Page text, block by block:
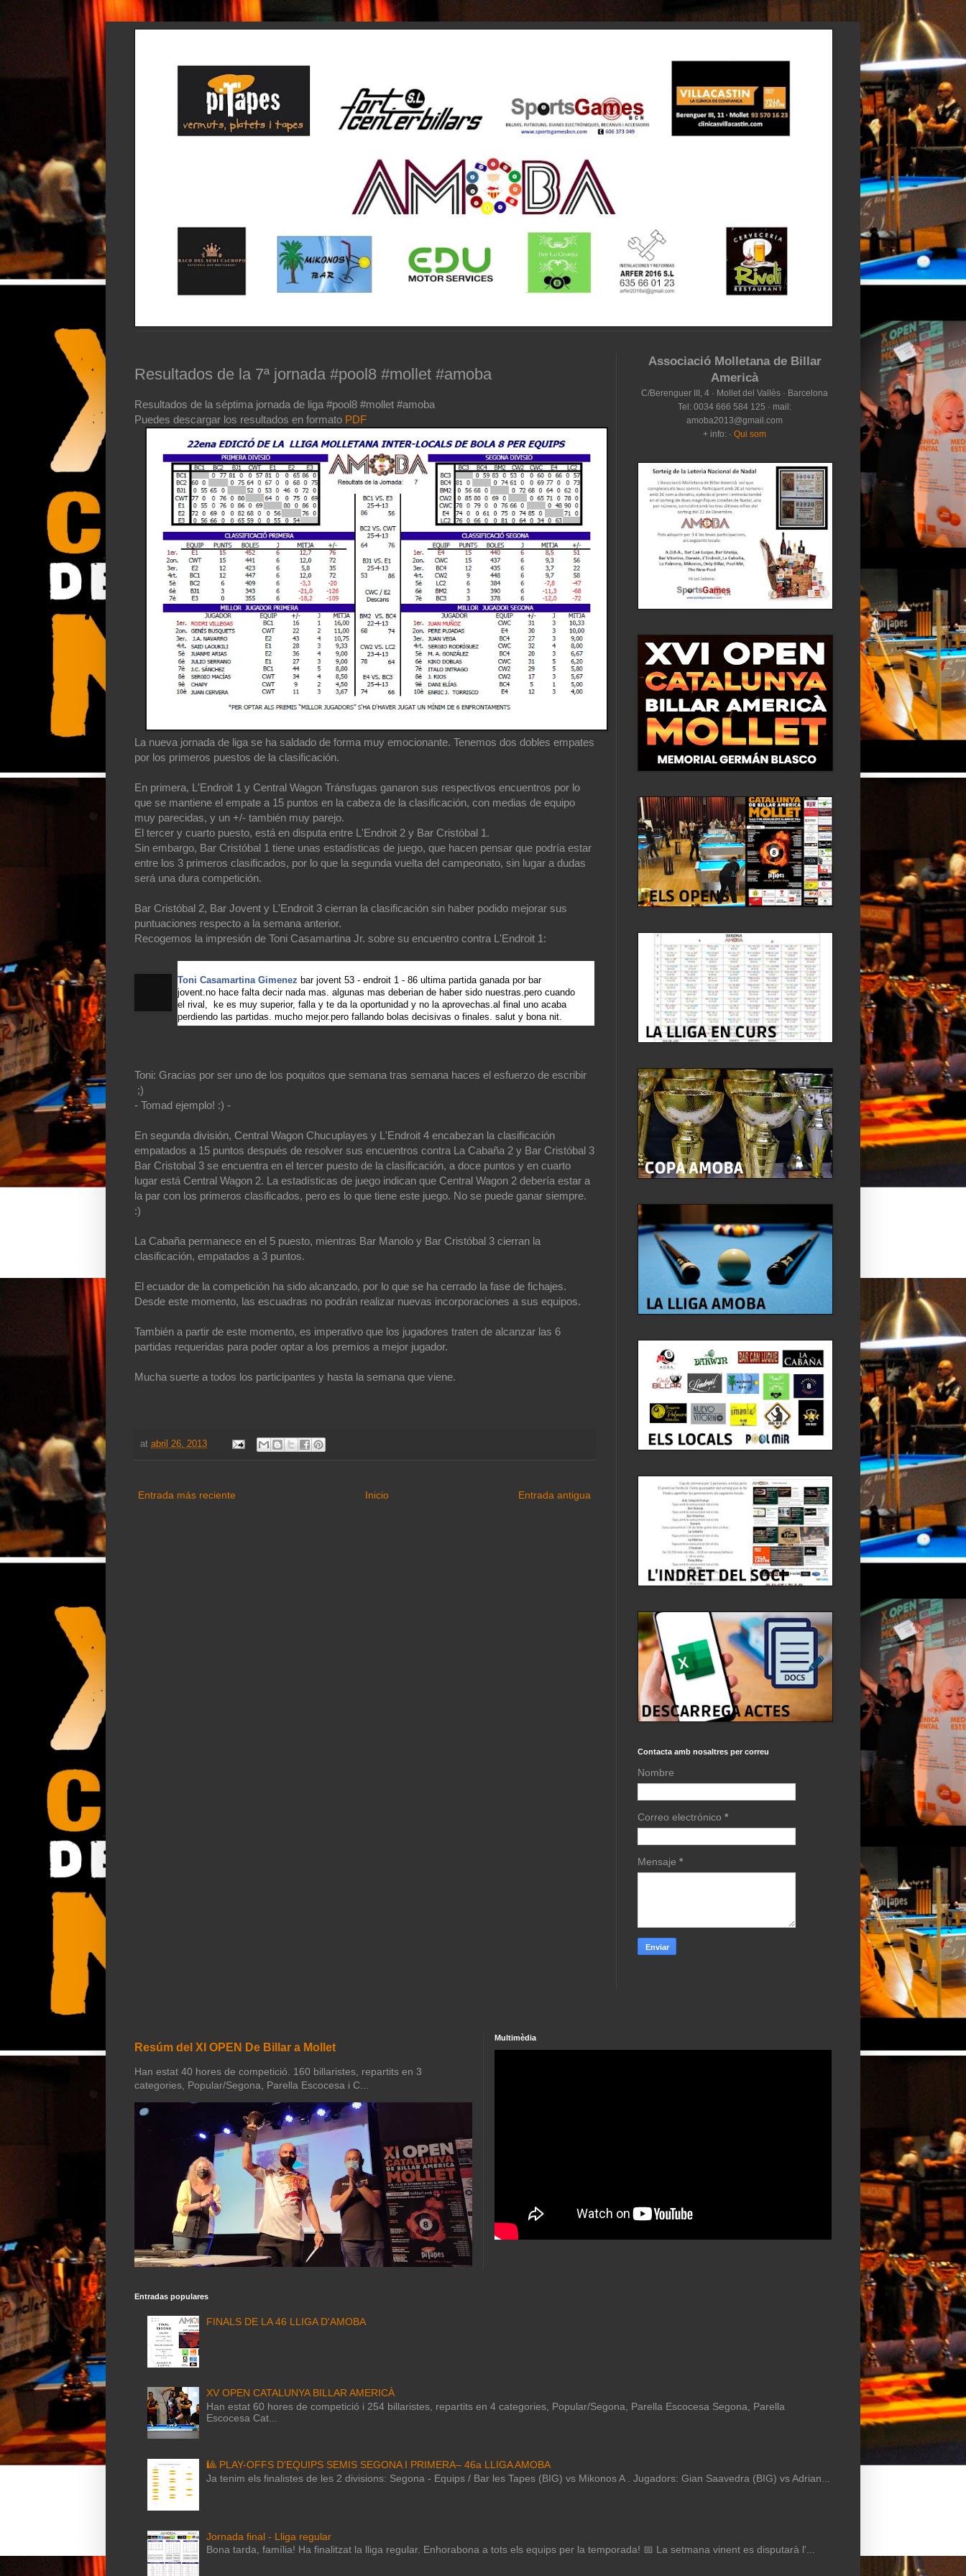
Resultados de la 7ª jornada #pool8 #mollet #amoba
Resultados de la séptima jornada de liga #pool8 #mollet #amoba
Puedes descargar los resultados en formato PDF
La nueva jornada de liga se ha saldado de forma muy emocionante. Tenemos dos dobles empates
por los primeros puestos de la clasificación.
En primera, L'Endroit 1 y Central Wagon Tránsfugas ganaron sus respectivos encuentros por lo
que se mantiene el empate a 15 puntos en la cabeza de la clasificación, con medias de equipo
muy parecidas, y un +/- también muy parejo.
El tercer y cuarto puesto, está en disputa entre L'Endroit 2 y Bar Cristóbal 1.
Sin embargo, Bar Cristóbal 1 tiene unas estadísticas de juego, que hacen pensar que podría estar
entre los 3 primeros clasificados, por lo que la segunda vuelta del campeonato, sin lugar a dudas
será una dura competición.
Bar Cristóbal 2, Bar Jovent y L'Endroit 3 cierran la clasificación sin haber podido mejorar sus
puntuaciones respecto a la semana anterior.
Recogemos la impresión de Toni Casamartina Jr. sobre su encuentro contra L'Endroit 1:
Toni Casamartina Gimenez bar jovent 53 - endroit 1 - 86 ultima partida ganada por bar
jovent.no hace falta decir nada mas. algunas mas deberian de haber sido nuestras.pero cuando
el rival, ke es muy superior, falla y te da la oportunidad y no la aprovechas.al final uno acaba
perdiendo las partidas. mucho mejor.pero fallando bolas decisivas o finales. salut y bona nit.
Toni: Gracias por ser uno de los poquitos que semana tras semana haces el esfuerzo de escribir
;)
- Tomad ejemplo! :) -
En segunda división, Central Wagon Chucuplayes y L'Endroit 4 encabezan la clasificación
empatados a 15 puntos después de resolver sus encuentros contra La Cabaña 2 y Bar Cristóbal 3
Bar Cristobal 3 se encuentra en el tercer puesto de la clasificación, a doce puntos y en cuarto
lugar está Central Wagon 2. La estadísticas de juego indican que Central Wagon 2 debería estar a
la par con los primeros clasificados, pero es lo que tiene este juego. No se puede ganar siempre.
:)
La Cabaña permanece en el 5 puesto, mientras Bar Manolo y Bar Cristóbal 3 cierran la
clasificación, empatados a 3 puntos.
El ecuador de la competición ha sido alcanzado, por lo que se ha cerrado la fase de fichajes.
Desde este momento, las escuadras no podrán realizar nuevas incorporaciones a sus equipos.
También a partir de este momento, es imperativo que los jugadores traten de alcanzar las 6
partidas requeridas para poder optar a los premios a mejor jugador.
Mucha suerte a todos los participantes y hasta la semana que viene.
at abril 26, 2013
Entrada más reciente Entrada antigua
Inicio
Associació Molletana de Billar
Americà
C/Berenguer III, 4 · Mollet del Vallès · Barcelona
Tel: 0034 666 584 125 · mail:
amoba2013@gmail.com
+ info: · Qui som
Contacta amb nosaltres per correu
Nombre
Correo electrónico *
Mensaje *
Resúm del XI OPEN De Billar a Mollet
Han estat 40 hores de competició. 160 billaristes, repartits en 3
categories, Popular/Segona, Parella Escocesa i C...
Multimèdia
Entradas populares
FINALS DE LA 46 LLIGA D'AMOBA
XV OPEN CATALUNYA BILLAR AMERICÀ
Han estat 60 hores de competició i 254 billaristes, repartits en 4 categories, Popular/Segona, Parella Escocesa Segona, Parella
Escocesa Cat...
🎱 PLAY-OFFS D'EQUIPS SEMIS SEGONA I PRIMERA– 46a LLIGA AMOBA
Ja tenim els finalistes de les 2 divisions: Segona - Equips / Bar les Tapes (BIG) vs Mikonos A . Jugadors: Gian Saavedra (BIG) vs Adrian...
Jornada final - Lliga regular
Bona tarda, família! Ha finalitzat la lliga regular. Enhorabona a tots els equips per la temporada! 📅 La setmana vinent es disputarà l'...